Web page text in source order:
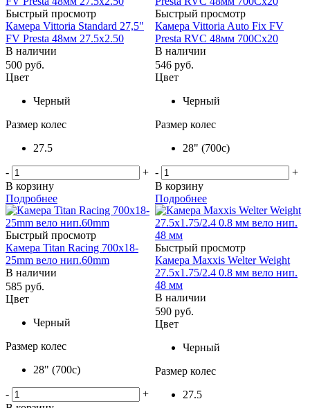
Быстрый просмотр
Камера Vittoria Standard 27,5"
FV Presta 48мм 27.5x2.50
В наличии
500 руб.
Цвет
Черный
Размер колес
27.5
-
+
В корзину
Подробнее
Быстрый просмотр
Камера Vittoria Auto Fix FV
Presta RVC 48мм 700Cx20
В наличии
546 руб.
Цвет
Черный
Размер колес
28" (700c)
-
+
В корзину
Подробнее
Быстрый просмотр
Камера Titan Racing 700х18-
25mm вело нип.60mm
В наличии
585 руб.
Цвет
Черный
Размер колес
28" (700c)
-
+
Быстрый просмотр
Камера Maxxis Welter Weight
27.5x1.75/2.4 0.8 мм вело нип.
48 мм
В наличии
590 руб.
Цвет
Черный
Размер колес
27.5